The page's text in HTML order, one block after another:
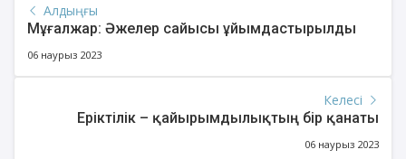
Алдыңғы
Мұғалжар: Әжелер сайысы ұйымдастырылды
06 наурыз 2023
Келесі
Еріктілік – қайырымдылықтың бір қанаты
06 наурыз 2023